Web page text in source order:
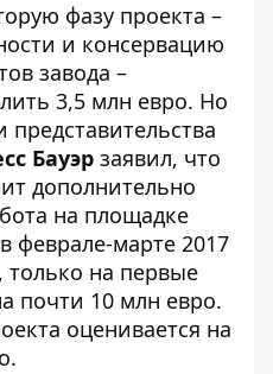
фазу проекта –
и консервацию
завода –
3,5 млн евро. Но
представительства
Бауэр заявил, что
дополнительно
на площадке
феврале-марте 2017
только на первые
почти 10 млн евро.
оценивается на